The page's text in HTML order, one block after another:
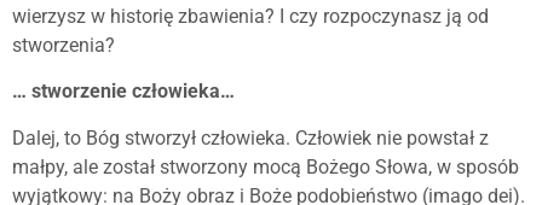
wierzysz w historię zbawienia? I czy rozpoczynasz ją od
stworzenia?
… stworzenie człowieka…
Dalej, to Bóg stworzył człowieka. Człowiek nie powstał z
małpy, ale został stworzony mocą Bożego Słowa, w sposób
wyjątkowy: na Boży obraz i Boże podobieństwo (imago dei).